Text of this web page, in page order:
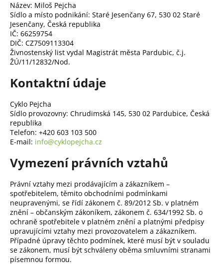
Název: Miloš Pejcha
Sídlo a místo podnikání: Staré Jesenčany 67, 530 02 Staré
Jesenčany, Česká republika
IČ: 66259754
DIČ: CZ7509113304
Živnostenský list vydal Magistrát města Pardubic, č.j.
ŽÚ/11/12832/Nod.
Kontaktní údaje
Cyklo Pejcha
Sídlo provozovny: Chrudimská 145, 530 02 Pardubice, Česká
republika
Telefon: +420 603 103 500
E-mail: info@cyklopejcha.cz
Vymezení právních vztahů
Právní vztahy mezi prodávajícím a zákazníkem –
spotřebitelem, těmito obchodními podmínkami
neupravenými, se řídí zákonem č. 89/2012 Sb. v platném
znění – občanským zákoníkem, zákonem č. 634/1992 Sb. o
ochraně spotřebitele v platném znění a platnými předpisy
upravujícími vztahy mezi provozovatelem a zákazníkem.
Případné úpravy těchto podmínek, které musí být v souladu
se zákonem, musí být schváleny oběma smluvními stranami
písemnou formou.
t
e
n
a
j
í
t
?
D
o
p
o
r
u
č